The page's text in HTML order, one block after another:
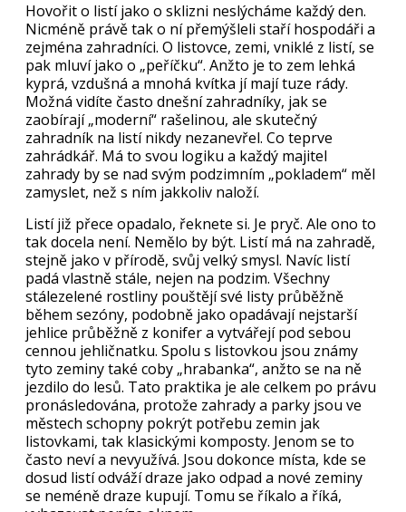
Hovořit o listí jako o sklizni neslýcháme každý den.
Nicméně právě tak o ní přemýšleli staří hospodáři a
zejména zahradníci. O listovce, zemi, vniklé z listí, se
pak mluví jako o „peříčku“. Anžto je to zem lehká
kyprá, vzdušná a mnohá kvítka jí mají tuze rády.
Možná vidíte často dnešní zahradníky, jak se
zaobírají „moderní“ rašelinou, ale skutečný
zahradník na listí nikdy nezanevřel. Co teprve
zahrádkář. Má to svou logiku a každý majitel
zahrady by se nad svým podzimním „pokladem“ měl
zamyslet, než s ním jakkoliv naloží.
Listí již přece opadalo, řeknete si. Je pryč. Ale ono to
tak docela není. Nemělo by být. Listí má na zahradě,
stejně jako v přírodě, svůj velký smysl. Navíc listí
padá vlastně stále, nejen na podzim. Všechny
stálezelené rostliny pouštějí své listy průběžně
během sezóny, podobně jako opadávají nejstarší
jehlice průběžně z konifer a vytvářejí pod sebou
cennou jehličnatku. Spolu s listovkou jsou známy
tyto zeminy také coby „hrabanka“, anžto se na ně
jezdilo do lesů. Tato praktika je ale celkem po právu
pronásledována, protože zahrady a parky jsou ve
městech schopny pokrýt potřebu zemin jak
listovkami, tak klasickými komposty. Jenom se to
často neví a nevyužívá. Jsou dokonce místa, kde se
dosud listí odváží draze jako odpad a nové zeminy
se neméně draze kupují. Tomu se říkalo a říká,